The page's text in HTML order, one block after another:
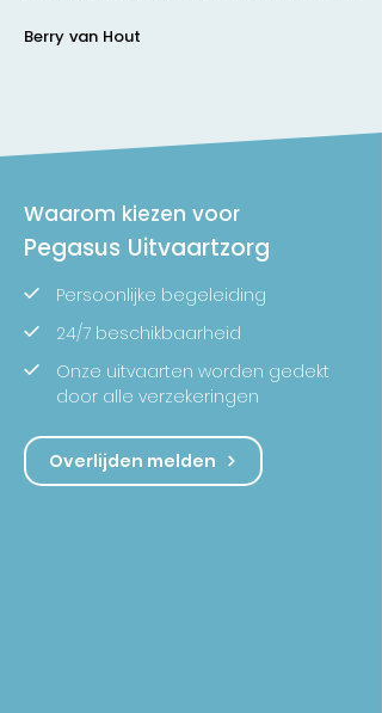
Berry van Hout
Waarom kiezen voor
Pegasus Uitvaartzorg
Persoonlijke begeleiding
24/7 beschikbaarheid
Onze uitvaarten worden gedekt
door alle verzekeringen
Overlijden melden